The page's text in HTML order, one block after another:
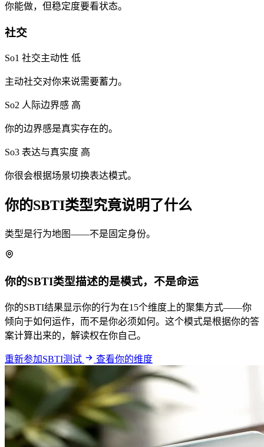
你能做，但稳定度要看状态。
社交
So1 社交主动性 低
主动社交对你来说需要蓄力。
So2 人际边界感 高
你的边界感是真实存在的。
So3 表达与真实度 高
你很会根据场景切换表达模式。
你的SBTI类型究竟说明了什么
类型是行为地图——不是固定身份。
你的SBTI类型描述的是模式，不是命运
你的SBTI结果显示你的行为在15个维度上的聚集方式——你
倾向于如何运作，而不是你必须如何。这个模式是根据你的答
案计算出来的，解读权在你自己。
重新参加SBTI测试 查看你的维度